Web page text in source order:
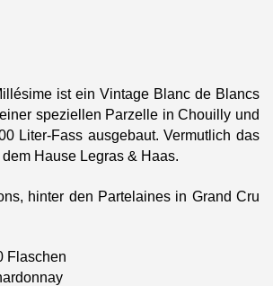
ist ein Vintage Blanc de Blancs
speziellen Parzelle in Chouilly und
Liter-Fass ausgebaut. Vermutlich das
Hause Legras & Haas.
hinter den Partelaines in Grand Cru
Flaschen